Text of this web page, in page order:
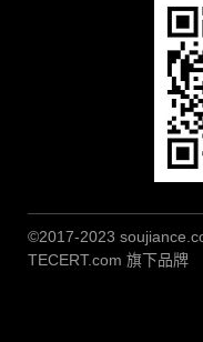
©2017-2023
TECERT.com 旗下品牌